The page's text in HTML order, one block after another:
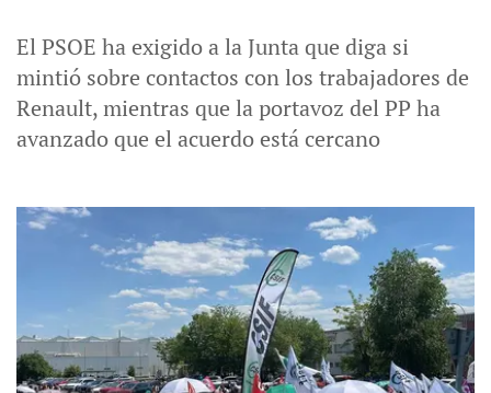
El PSOE ha exigido a la Junta que diga si
mintió sobre contactos con los trabajadores de
Renault, mientras que la portavoz del PP ha
avanzado que el acuerdo está cercano